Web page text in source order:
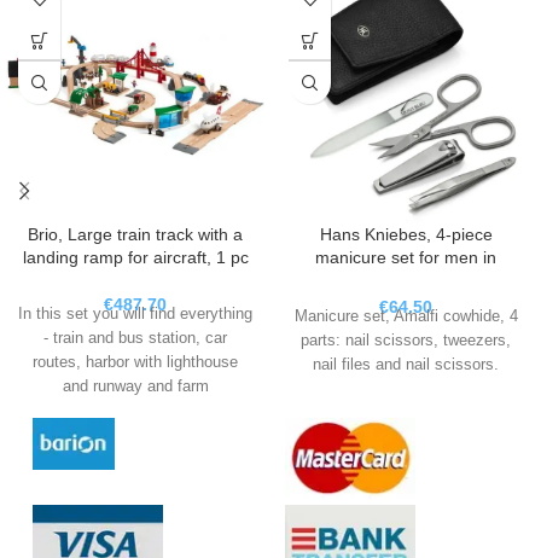
Brio, Large train track with a
landing ramp for aircraft, 1 pc
€487.70
In this set you will find everything
- train and bus station, car
routes, harbor with lighthouse
and runway and farm
Hans Kniebes, 4-piece
manicure set for men in
034.C1, 1 pc
€64.50
Manicure set, Amalfi cowhide, 4
parts: nail scissors, tweezers,
nail files and nail scissors.